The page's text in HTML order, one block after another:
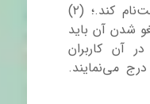
اجتماعی اداره می‌شود، ثبت‌نام کند.؛ (۲)
شدن آن باید
آن کاربران
می‌نمایند.